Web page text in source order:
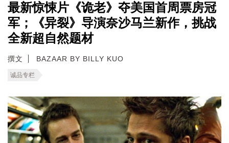
最新惊悚片《诡老》夺美国首周票房冠
军；《异裂》导演奈沙马兰新作，挑战
全新超自然题材
撰文 BAZAAR BY BILLY KUO
诚品专栏